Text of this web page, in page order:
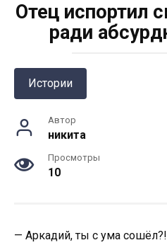
Отец испортил
ради
Истории
Автор
никита
Просмотры
10
— Аркадий, ты с ума